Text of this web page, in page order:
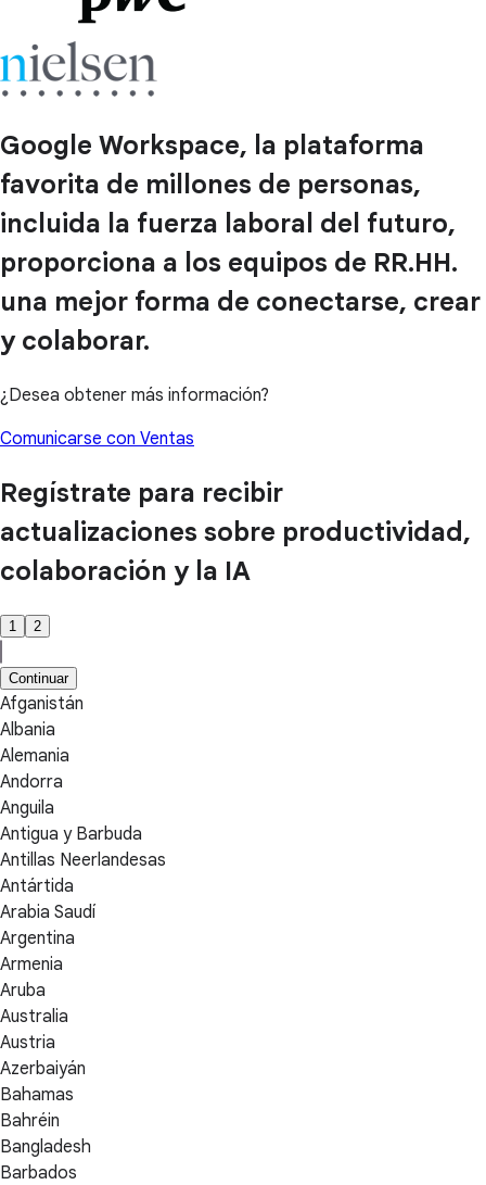
Google Workspace, la plataforma
favorita de millones de personas,
incluida la fuerza laboral del futuro,
proporciona a los equipos de RR.HH.
una mejor forma de conectarse, crear
y colaborar.
¿Desea obtener más información?
Comunicarse con Ventas
Regístrate para recibir
actualizaciones sobre productividad,
colaboración y la IA
1 2
Continuar
Afganistán
Albania
Alemania
Andorra
Anguila
Antigua y Barbuda
Antillas Neerlandesas
Antártida
Arabia Saudí
Argentina
Armenia
Aruba
Australia
Austria
Azerbaiyán
Bahamas
Bahréin
Bangladesh
Barbados